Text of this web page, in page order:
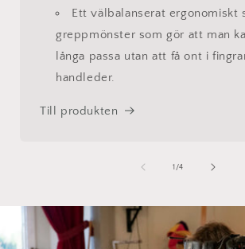
Ett välbalanserat ergonomiskt
greppmönster som gör att man
långa passa utan att få ont i
handleder.
Till produkten
1 /av
4